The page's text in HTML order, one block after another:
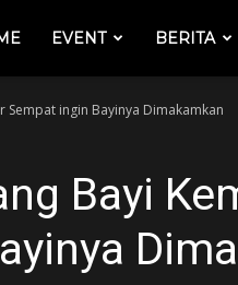
EVENT BERITA
Sempat ingin Bayinya Dimakamkan
Bayi